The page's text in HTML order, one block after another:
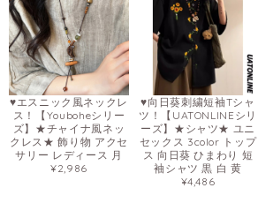
♥エスニック風ネックレ
ス！【Youboheシリー
ズ】★チャイナ風ネッ
クレス★ 飾り物 アクセ
サリー レディース 月
¥2,986
♥向日葵刺繍短袖Tシャ
ツ！【UATONLINEシリ
ーズ】★シャツ★ ユニ
セックス 3color トップ
ス 向日葵 ひまわり 短
袖シャツ 黒 白 黄
¥4,486